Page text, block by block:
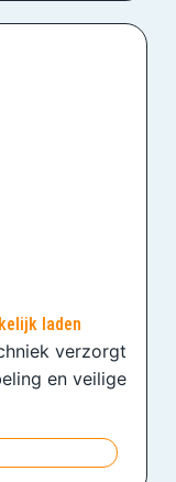
laden
verzorgt
en veilige